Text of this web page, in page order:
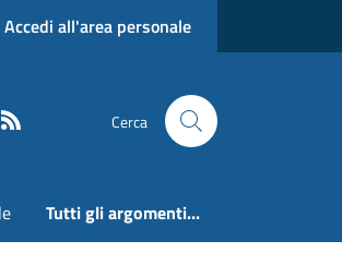
Accedi all'area personale
Cerca
Tutti gli argomenti...